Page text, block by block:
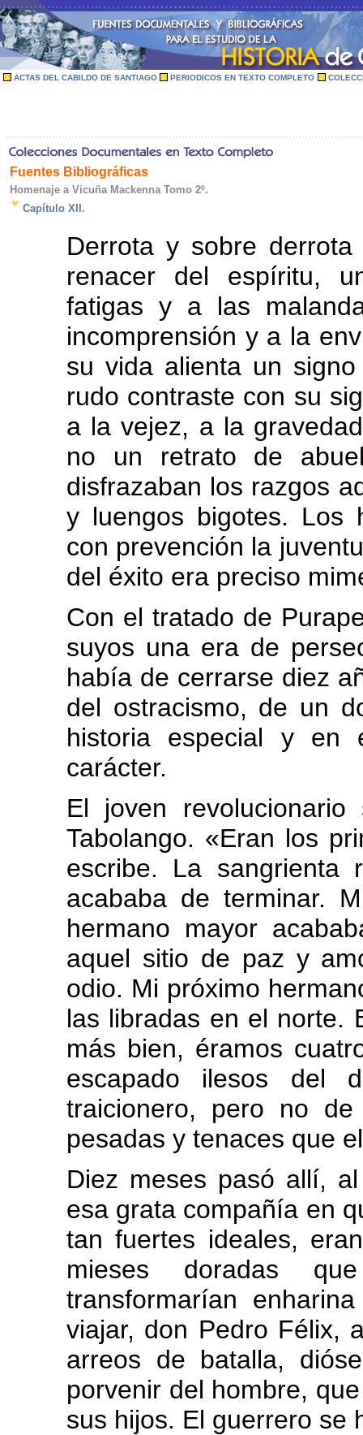
ACTAS DEL CABILDO DE SANTIAGO PERIODICOS EN TEXTO COMPLETO
Fuentes Bibliográficas
Homenaje a Vicuña Mackenna Tomo 2º.
Capítulo XII.
Derrota y sobre
renacer del espíritu,
fatigas y a las
incomprensión y a la
su vida alienta un
rudo contraste con su
a la vejez, a la
no un retrato de
disfrazaban los razgos
y luengos bigotes. Los
con prevención la
del éxito era preciso
Con el tratado de
suyos una era de
había de cerrarse diez
del ostracismo, de un
historia especial y en
carácter.
El joven
Tabolango. «Eran los
escribe. La sangrienta
acababa de terminar.
hermano mayor
aquel sitio de paz y
odio. Mi próximo
las libradas en el norte.
más bien, éramos
escapado ilesos del
traicionero, pero no
pesadas y tenaces que
Diez meses pasó allí,
esa grata compañía en
tan fuertes ideales,
mieses doradas
transformarían
viajar, don Pedro Félix,
arreos de batalla,
porvenir del hombre,
sus hijos. El guerrero se